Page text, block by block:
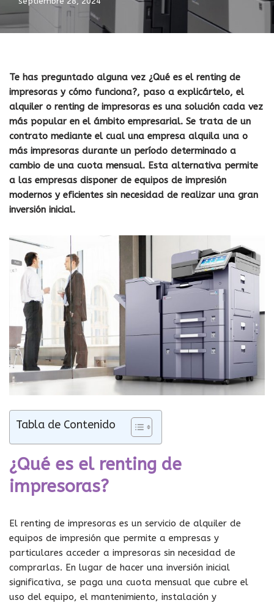
Te has preguntado alguna vez ¿Qué es el renting de
impresoras y cómo funciona?, paso a explicártelo, el
alquiler o renting de impresoras es una solución cada vez
más popular en el ámbito empresarial. Se trata de un
contrato mediante el cual una empresa alquila una o
más impresoras durante un período determinado a
cambio de una cuota mensual. Esta alternativa permite
a las empresas disponer de equipos de impresión
modernos y eficientes sin necesidad de realizar una gran
inversión inicial.
Tabla de Contenido
¿Qué es el renting de
impresoras?
El renting de impresoras es un servicio de alquiler de
equipos de impresión que permite a empresas y
particulares acceder a impresoras sin necesidad de
comprarlas. En lugar de hacer una inversión inicial
significativa, se paga una cuota mensual que cubre el
uso del equipo, el mantenimiento, instalación y